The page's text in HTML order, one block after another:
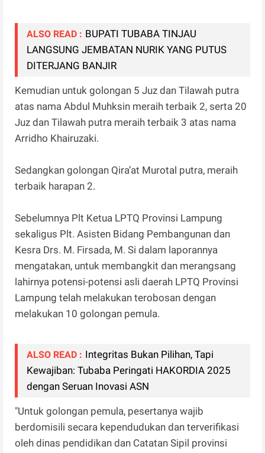
ALSO READ : BUPATI TUBABA TINJAU
LANGSUNG JEMBATAN NURIK YANG PUTUS
DITERJANG BANJIR
Kemudian untuk golongan 5 Juz dan Tilawah putra
atas nama Abdul Muhksin meraih terbaik 2, serta 20
Juz dan Tilawah putra meraih terbaik 3 atas nama
Arridho Khairuzaki.
Sedangkan golongan Qira’at Murotal putra, meraih
terbaik harapan 2.
Sebelumnya Plt Ketua LPTQ Provinsi Lampung
sekaligus Plt. Asisten Bidang Pembangunan dan
Kesra Drs. M. Firsada, M. Si dalam laporannya
mengatakan, untuk membangkit dan merangsang
lahirnya potensi-potensi asli daerah LPTQ Provinsi
Lampung telah melakukan terobosan dengan
melakukan 10 golongan pemula.
ALSO READ : Integritas Bukan Pilihan, Tapi
Kewajiban: Tubaba Peringati HAKORDIA 2025
dengan Seruan Inovasi ASN
"Untuk golongan pemula, pesertanya wajib
berdomisili secara kependudukan dan terverifikasi
oleh dinas pendidikan dan Catatan Sipil provinsi